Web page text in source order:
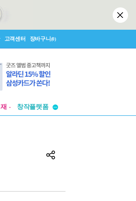
고객센터 장바구니(0)
창작플랫폼